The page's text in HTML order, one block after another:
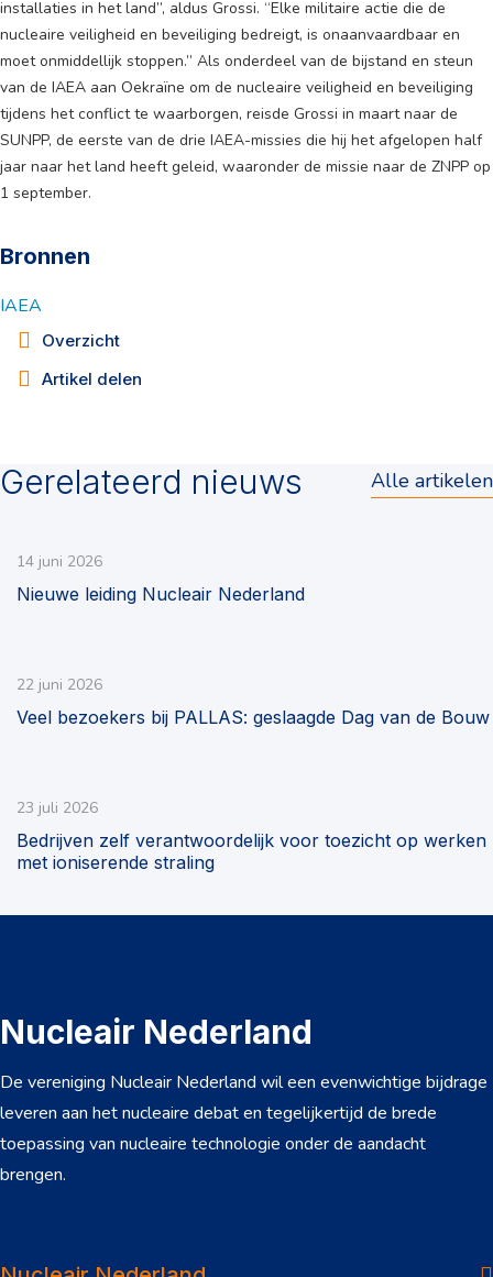
installaties in het land”, aldus Grossi. “Elke militaire actie die de
nucleaire veiligheid en beveiliging bedreigt, is onaanvaardbaar en
moet onmiddellijk stoppen.” Als onderdeel van de bijstand en steun
van de IAEA aan Oekraïne om de nucleaire veiligheid en beveiliging
tijdens het conflict te waarborgen, reisde Grossi in maart naar de
SUNPP, de eerste van de drie IAEA-missies die hij het afgelopen half
jaar naar het land heeft geleid, waaronder de missie naar de ZNPP op
1 september.
Bronnen
IAEA
Overzicht
Artikel delen
Gerelateerd nieuws Alle artikelen
Nieuwe leiding Nucleair Nederland
14 juni 2026
Veel bezoekers bij PALLAS: geslaagde Dag van de Bouw
22 juni 2026
Bedrijven zelf verantwoordelijk voor toezicht op werken
met ioniserende straling
23 juli 2026
Nucleair Nederland
De vereniging Nucleair Nederland wil een evenwichtige bijdrage
leveren aan het nucleaire debat en tegelijkertijd de brede
toepassing van nucleaire technologie onder de aandacht
brengen.